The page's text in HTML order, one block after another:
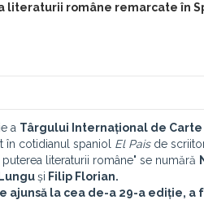
literaturii române remarcate în
a Târgului Internațional de Carte
în cotidianul spaniol El Pais de
literaturii române" se numără
și Filip Florian.
ajunsă la cea de-a 29-a ediție,